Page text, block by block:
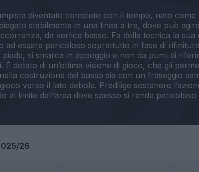
diventato completo con il tempo, nato come
stabilmente in una linea a tre, dove può
da vertice basso. Fa della tecnica la sua
ad essere pericoloso soprattutto in fase di
piede, si smarca in appoggio e non da punti di
È dotato di un’ottima visione di gioco, che gli
costruzione del basso sia con un fraseggio
verso il lato debole. Predilige sostenere
al limite dell’area dove spesso si rende
26